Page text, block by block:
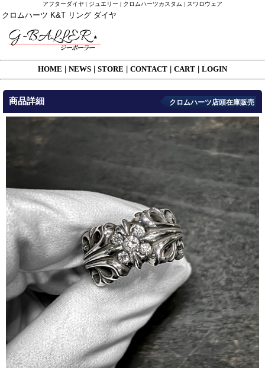
アフターダイヤ | ジュエリー | クロムハーツカスタム | スワロウェア
クロムハーツ K&T リング ダイヤ
HOME NEWS STORE CONTACT CART LOGIN
商品詳細 クロムハーツ店頭在庫販売